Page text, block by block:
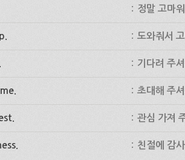
: 정말 고마워
: 도와줘서
: 기다려 주
: 초대해 주
: 관심 가져
: 친절에 감